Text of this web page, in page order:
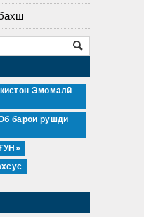
Эмомалӣ
барои рушди